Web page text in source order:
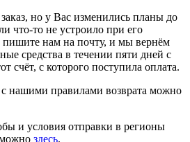
но у Вас изменились планы до
что-то не устроило при его
пишите нам на почту, и мы вернём
средства в течении пяти дней с
счёт, с которого поступила оплата.
нашими правилами возврата можно
и условия отправки в регионы
здесь.